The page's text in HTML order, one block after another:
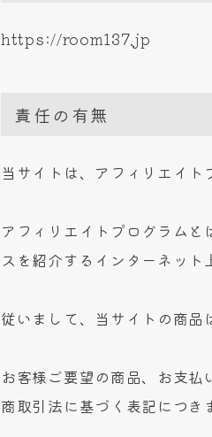
https://room137.jp
責任の有無
当サイトは、アフィリエイト
アフィリエイトプログラム
スを紹介するインターネット
従いまして、当サイトの商品
お客様ご要望の商品、お支
商取引法に基づく表記につき